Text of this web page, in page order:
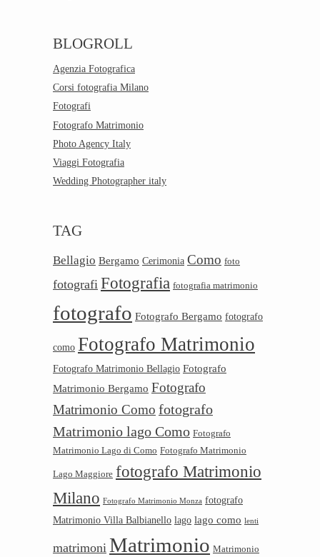
BLOGROLL
Agenzia Fotografica
Corsi fotografia Milano
Fotografi
Fotografo Matrimonio
Photo Agency Italy
Viaggi Fotografia
Wedding Photographer italy
TAG
Bellagio Bergamo Cerimonia Como foto
fotografi Fotografia fotografia matrimonio
fotografo Fotografo Bergamo fotografo
como Fotografo Matrimonio
Fotografo Matrimonio Bellagio Fotografo
Matrimonio Bergamo Fotografo
Matrimonio Como fotografo
Matrimonio lago Como Fotografo
Matrimonio Lago di Como Fotografo Matrimonio
Lago Maggiore fotografo Matrimonio
Milano Fotografo Matrimonio Monza fotografo
Matrimonio Villa Balbianello lago lago como lenti
matrimoni Matrimonio Matrimonio